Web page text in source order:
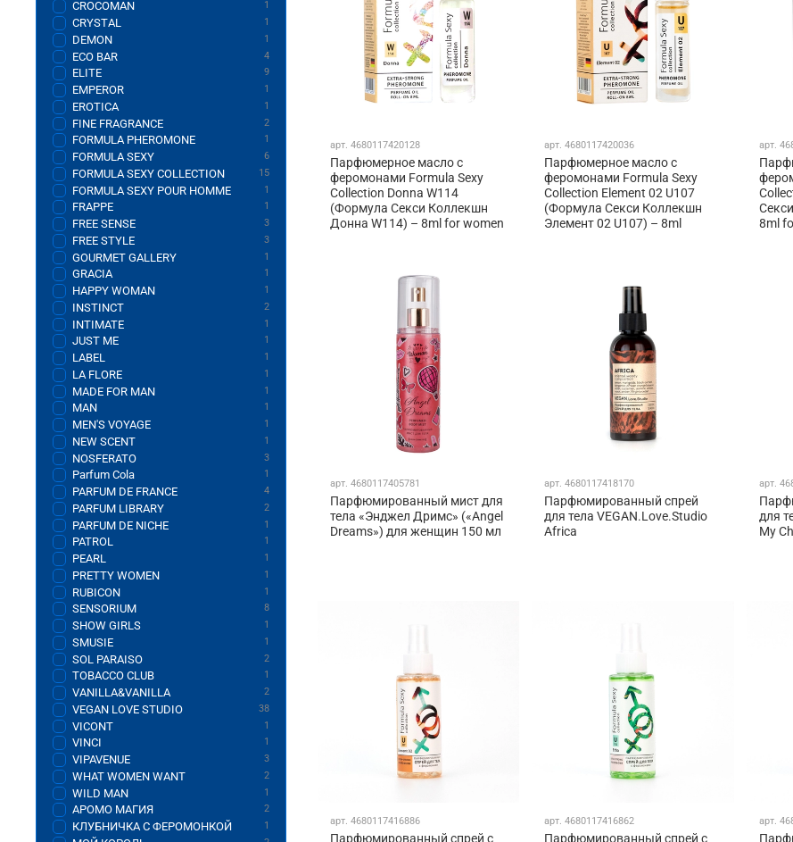
арт. 4680117420128
Парфюмерное масло с
феромонами Formula Sexy
Collection Donna W114
(Формула Секси Коллекшн
Донна W114) – 8ml for women
арт.4680117420036
Парфюмерное масло с
феромонами Formula Sexy
Collection Element 02 U107
(Формула Секси Коллекшн
Элемент 02 U107) – 8ml
арт.
8ml
арт. 4680117405781
Парфюмированный мист для
тела «Энджел Дримс» («Angel
Dreams») для женщин 150 мл
арт.4680117418170
Парфюмированный спрей
для тела VEGAN.Love.Studio
Africa
арт.
для
My
арт. 4680117416886
Парфюмированный спрей с
арт.4680117416862
Парфюмированный спрей с
арт.
CROCOMAN 1
CRYSTAL 1
DEMON 1
ECO BAR 4
ELITE 9
EMPEROR 1
EROTICA 1
FINE FRAGRANCE 2
FORMULA PHEROMONE 1
FORMULA SEXY 6
FORMULA SEXY COLLECTION 15
FORMULA SEXY POUR HOMME 1
FRAPPE 1
FREE SENSE 3
FREE STYLE 3
GOURMET GALLERY 1
GRACIA 1
HAPPY WOMAN 1
INSTINCT 2
INTIMATE 1
JUST ME 1
LABEL 1
LA FLORE 1
MADE FOR MAN 1
MAN 1
MEN'S VOYAGE 1
NEW SCENT 1
NOSFERATO 3
Parfum Cola 1
PARFUM DE FRANCE 4
PARFUM LIBRARY 2
PARFUM DE NICHE 1
PATROL 1
PEARL 1
PRETTY WOMEN 1
RUBICON 1
SENSORIUM 8
SHOW GIRLS 1
SMUSIE 1
SOL PARAISO 2
TOBACCO CLUB 1
VANILLA&VANILLA 2
VEGAN LOVE STUDIO 38
VICONT 1
VINCI 1
VIPAVENUE 3
WHAT WOMEN WANT 2
WILD MAN 1
АРОМО МАГИЯ 2
КЛУБНИЧКА С ФЕРОМОНКОЙ 1